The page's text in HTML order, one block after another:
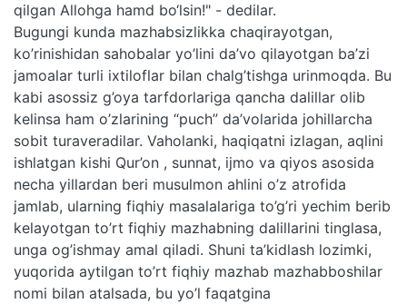
qilgan Allohga hamd bo‘lsin!" - dedilar.
Bugungi kunda mazhabsizlikka chaqirayotgan,
ko’rinishidan sahobalar yo’lini da’vo qilayotgan ba’zi
jamoalar turli ixtiloflar bilan chalg’tishga urinmoqda. Bu
kabi asossiz g’oya tarfdorlariga qancha dalillar olib
kelinsa ham o’zlarining “puch” da’volarida johillarcha
sobit turaveradilar. Vaholanki, haqiqatni izlagan, aqlini
ishlatgan kishi Qur’on , sunnat, ijmo va qiyos asosida
necha yillardan beri musulmon ahlini o’z atrofida
jamlab, ularning fiqhiy masalalariga to’g’ri yechim berib
kelayotgan to’rt fiqhiy mazhabning dalillarini tinglasa,
unga og’ishmay amal qiladi. Shuni ta’kidlash lozimki,
yuqorida aytilgan to’rt fiqhiy mazhab mazhabboshilar
nomi bilan atalsada, bu yo’l faqatgina